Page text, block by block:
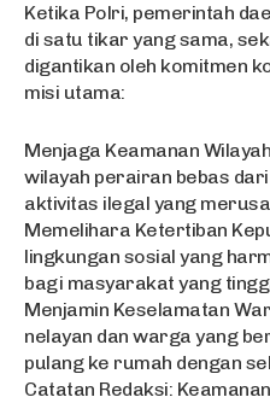
Ketika Polri, pemerintah
di satu tikar yang sama,
digantikan oleh komitmen
misi utama:
Menjaga Keamanan
wilayah perairan bebas
aktivitas ilegal yang
Memelihara Ketertiban
lingkungan sosial yang
bagi masyarakat yang
Menjamin Keselamatan
nelayan dan warga yang
pulang ke rumah dengan
Catatan Redaksi: